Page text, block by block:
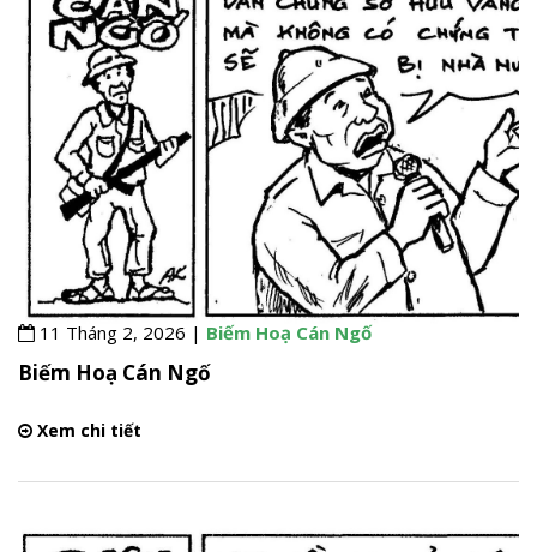
11 Tháng 2, 2026 | Biếm Hoạ Cán Ngố
Biếm Hoạ Cán Ngố
Xem chi tiết